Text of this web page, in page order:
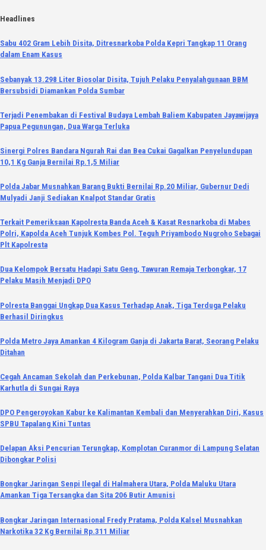
Skip
content
Headlines
Sabu 402 Gram Lebih Disita, Ditresnarkoba Polda Kepri Tangkap 11 Orang
dalam Enam Kasus
Sebanyak 13.298 Liter Biosolar Disita, Tujuh Pelaku Penyalahgunaan BBM
Bersubsidi Diamankan Polda Sumbar
Terjadi Penembakan di Festival Budaya Lembah Baliem Kabupaten Jayawijaya
Papua Pegunungan, Dua Warga Terluka
Sinergi Polres Bandara Ngurah Rai dan Bea Cukai Gagalkan Penyelundupan
10,1 Kg Ganja Bernilai Rp.1,5 Miliar
Polda Jabar Musnahkan Barang Bukti Bernilai Rp.20 Miliar, Gubernur Dedi
Mulyadi Janji Sediakan Knalpot Standar Gratis
Terkait Pemeriksaan Kapolresta Banda Aceh & Kasat Resnarkoba di Mabes
Polri, Kapolda Aceh Tunjuk Kombes Pol. Teguh Priyambodo Nugroho Sebagai
Plt Kapolresta
Dua Kelompok Bersatu Hadapi Satu Geng, Tawuran Remaja Terbongkar, 17
Pelaku Masih Menjadi DPO
Polresta Banggai Ungkap Dua Kasus Terhadap Anak, Tiga Terduga Pelaku
Berhasil Diringkus
Polda Metro Jaya Amankan 4 Kilogram Ganja di Jakarta Barat, Seorang Pelaku
Ditahan
Cegah Ancaman Sekolah dan Perkebunan, Polda Kalbar Tangani Dua Titik
Karhutla di Sungai Raya
DPO Pengeroyokan Kabur ke Kalimantan Kembali dan Menyerahkan Diri, Kasus
SPBU Tapalang Kini Tuntas
Delapan Aksi Pencurian Terungkap, Komplotan Curanmor di Lampung Selatan
Dibongkar Polisi
Bongkar Jaringan Senpi Ilegal di Halmahera Utara, Polda Maluku Utara
Amankan Tiga Tersangka dan Sita 206 Butir Amunisi
Bongkar Jaringan Internasional Fredy Pratama, Polda Kalsel Musnahkan
Narkotika 32 Kg Bernilai Rp.311 Miliar